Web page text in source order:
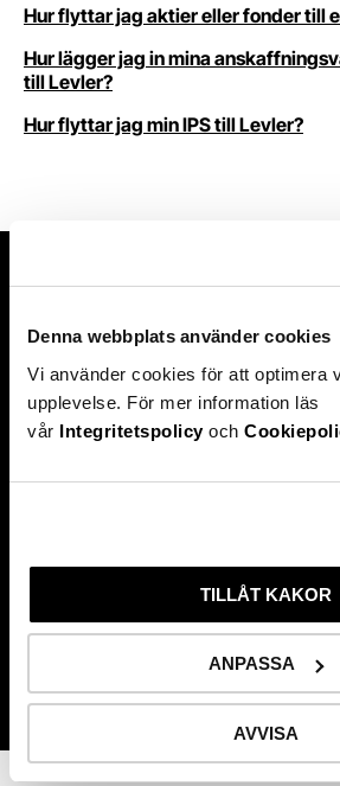
Denna webbplats använder cookies
Vi använder cookies för att optimera
upplevelse. För mer information läs
vår Integritetspolicy och
TILLÅT KAKOR
ANPASSA
AVVISA
Hur flyttar jag aktier eller fonder till
Hur lägger jag in mina
till Levler?
Hur flyttar jag min IPS till Levler?
Hittade du inte
fråga?
Kontakta oss